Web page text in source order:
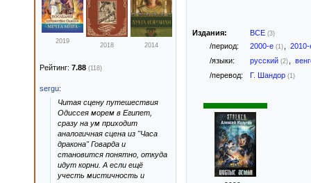
Издания: ВСЕ (3)
/период: 2000-е (1) 2010-
/языки: русский (2)
/перевод: Г. Шандор (1)
2019
2018 2014
Рейтинг: 7.88 (118)
sergu:
Читая сцену путешествия
Одиссея морем в Египет,
сразу на ум приходит
аналогичная сцена из "Часа
дракона" Говарда и
становится понятно, откуда
идут корни. А если ещё
учесть мистичность и